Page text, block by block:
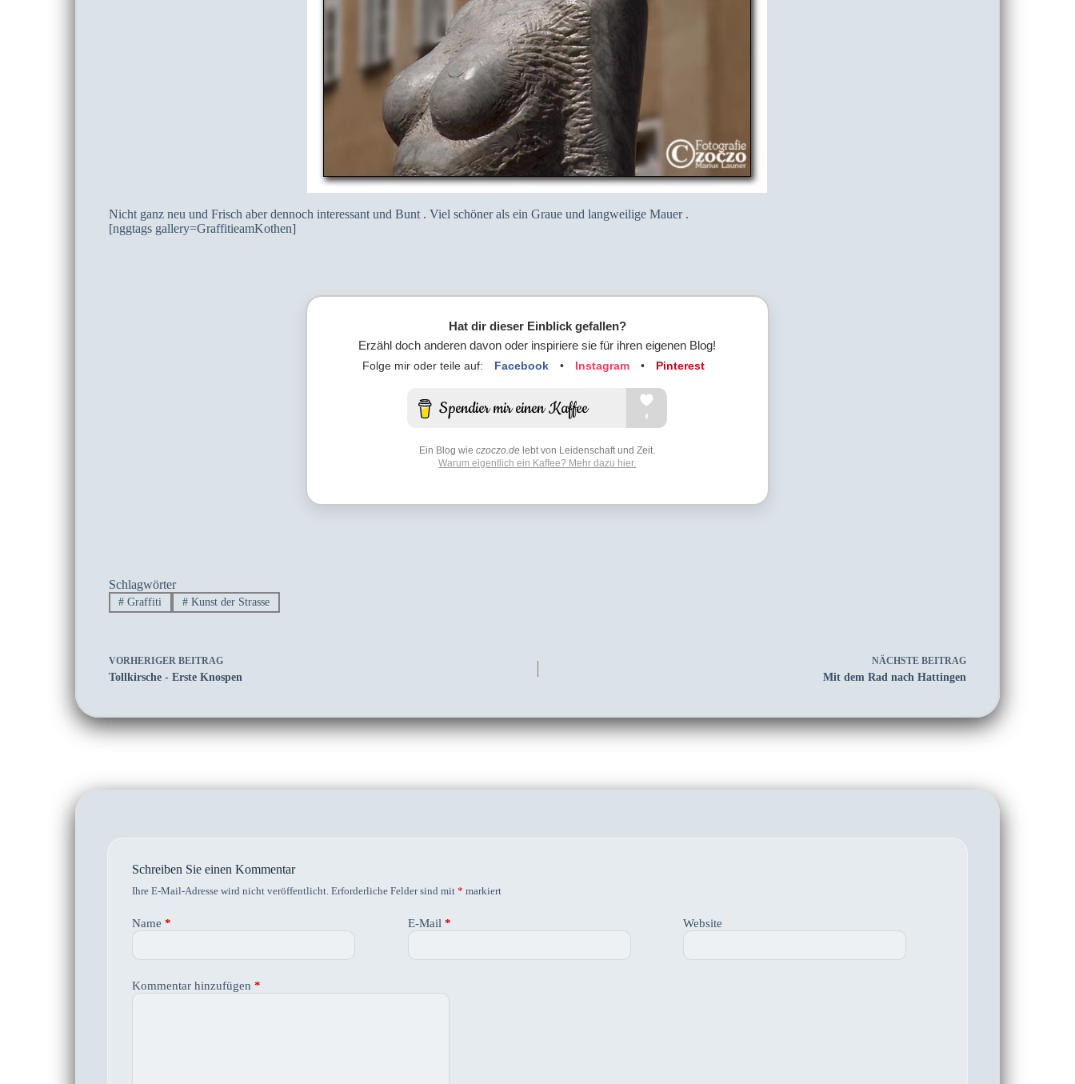
Nicht ganz neu und Frisch aber dennoch interessant und Bunt . Viel schöner als ein Graue und langweilige Mauer .
[nggtags gallery=GraffitieamKothen]
Hat dir dieser Einblick gefallen?
Erzähl doch anderen davon oder inspiriere sie für ihren eigenen Blog!
Folge mir oder teile auf: Facebook • Instagram • Pinterest
Ein Blog wieczoczo.de lebt von Leidenschaft und Zeit.
Warum eigentlich ein Kaffee? Mehr dazu hier.
Schlagwörter
# Graffiti # Kunst der Strasse
VORHERIGER BEITRAG
Tollkirsche - Erste Knospen
NÄCHSTEBEITRAG
Mit dem Rad nach Hattingen
Schreiben Sie einen Kommentar
Ihre E-Mail-Adresse wird nicht veröffentlicht. Erforderliche Felder sind mit * markiert
Name * E-Mail* Website
Kommentar hinzufügen *